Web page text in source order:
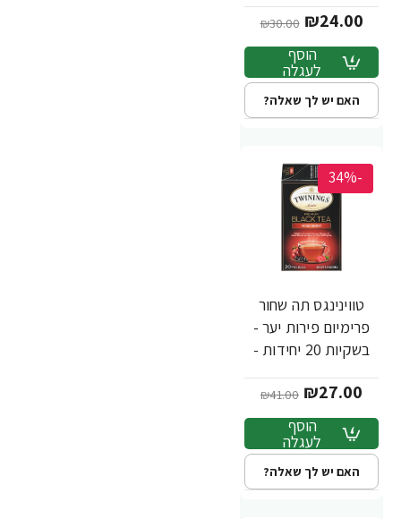
יחידות - מבית
Twinings
₪24.00
₪30.00
הוסף
לעגלה
האם יש לך שאלה?
-34%
טווינינגס תה שחור
פרימיום פירות יער -
בשקיות 20 יחידות -
₪27.00
₪41.00
הוסף
לעגלה
האם יש לך שאלה?